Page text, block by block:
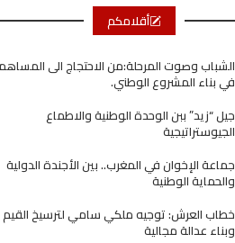
أقلامكم
الشباب وصوت المرحلة:من الاحتجاج الى
في بناء المشروع الوطني.
جيل “زيد” ببن الوحدة الوطنية والاطماع
الجيوستراتيجية
جماعة الإخوان في المغرب.. بين الأجندة الدولية
والحماية الوطنية
خطاب العرش: توجيه ملكي سامي لترسيخ القيم
وبناء عدالة مجالية